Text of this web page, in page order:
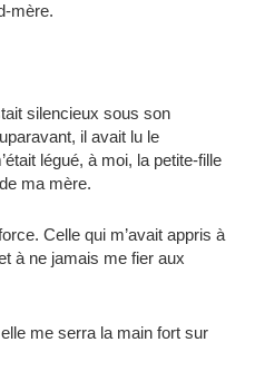
mère.
silencieux sous son
il avait lu le
légué, à moi, la petite-fille
ma mère.
Celle qui m’avait appris à
à ne jamais me fier aux
me serra la main fort sur